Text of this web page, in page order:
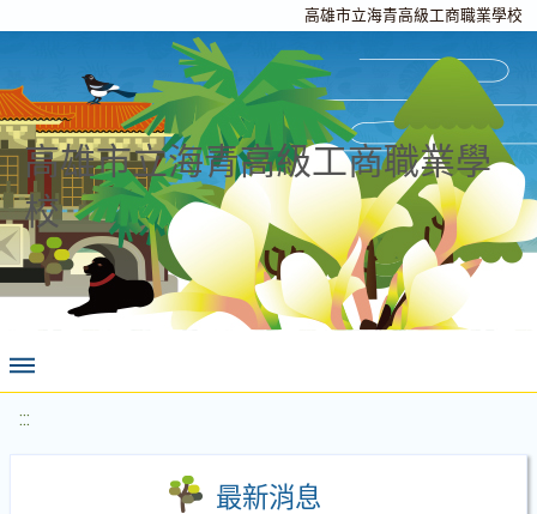
高雄市立海青高級工商職業學校
高雄市立海青高級工商職業學
校
:::
最新消息